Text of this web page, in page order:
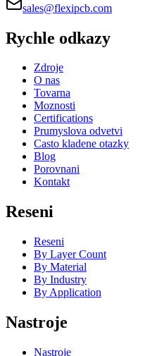
sales@flexipcb.com
Rychle odkazy
Zdroje
O nas
Tovarna
Moznosti
Certifications
Prumyslova odvetvi
Casto kladene otazky
Blog
Porovnani
Kontakt
Reseni
Reseni
By Layer Count
By Material
By Industry
By Application
Nastroje
Nastroje